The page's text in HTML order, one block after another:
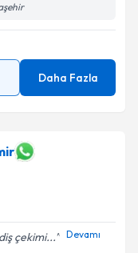
Daha Fazla
çekimi... Devamı